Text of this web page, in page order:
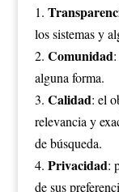
1.
los sistemas y
2. Comunidad
alguna forma.
3. Calidad: el
relevancia y
de búsqueda.
4. Privacidad:
de sus